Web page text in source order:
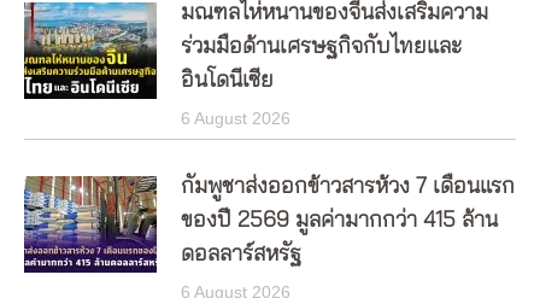
มณฑลไห่หนานของจีนส่งเสริมความ
ร่วมมือด้านเศรษฐกิจกับไทยและ
อินโดนีเซีย
6 August 2026
กัมพูชาส่งออกข้าวสารห้วง 7 เดือนแรก
ของปี 2569 มูลค่ามากกว่า 415 ล้าน
ดอลลาร์สหรัฐ
6 August 2026